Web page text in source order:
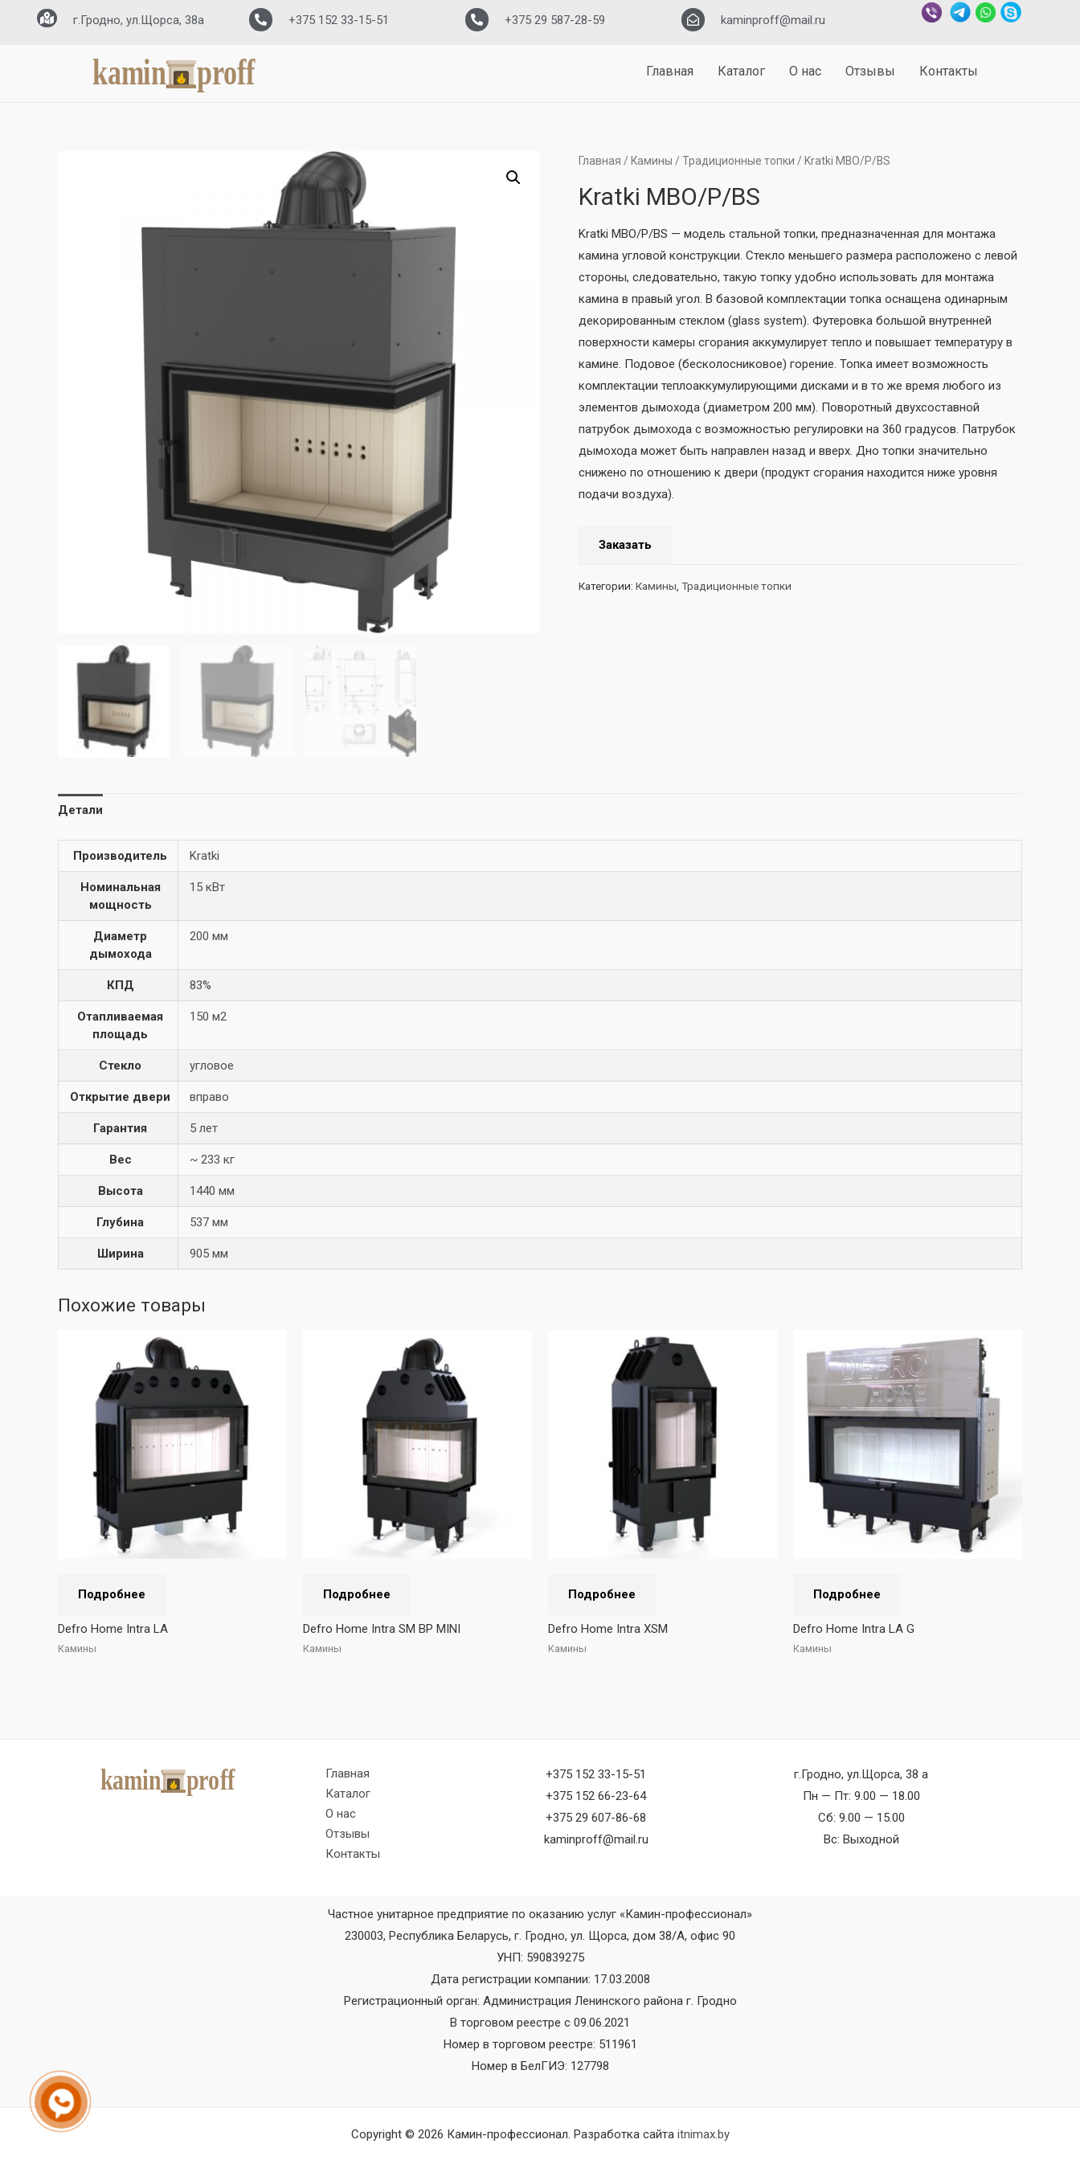
г.Гродно, ул.Щорса, 38а +375 152 33-15-51 +375 29 587-28-59 kaminproff@mail.ru
Главная Каталог О нас Отзывы Контакты
Главная / Камины / Традиционные топки / Kratki MBO/P/BS
Kratki MBO/P/BS
Kratki MBO/Р/BS — модель стальной топки, предназначенная для монтажа
камина угловой конструкции. Стекло меньшего размера расположено с левой
стороны, следовательно, такую топку удобно использовать для монтажа
камина в правый угол. В базовой комплектации топка оснащена одинарным
декорированным стеклом (glass system). Футеровка большой внутренней
поверхности камеры сгорания аккумулирует тепло и повышает температуру в
камине. Подовое (бесколосниковое) горение. Топка имеет возможность
комплектации теплоаккумулирующими дисками и в то же время любого из
элементов дымохода (диаметром 200 мм). Поворотный двухсоставной
патрубок дымохода с возможностью регулировки на 360 градусов. Патрубок
дымохода может быть направлен назад и вверх. Дно топки значительно
снижено по отношению к двери (продукт сгорания находится ниже уровня
подачи воздуха).
Заказать
Категории: Камины Традиционные топки
Детали
Производитель Kratki
Номинальная
мощность
15 кВт
Диаметр
дымохода
200 мм
КПД 83%
Отапливаемая
площадь
150 м2
Стекло угловое
Открытие двери вправо
Гарантия 5 лет
Вес ~ 233 кг
Высота 1440 мм
Глубина 537 мм
Ширина 905 мм
Похожие товары
Подробнее
Defro Home Intra LA
Камины
Подробнее
Defro Home Intra SM BP MINI
Камины
Подробнее
Defro Home Intra XSM
Камины
Подробнее
Defro Home Intra LA G
Камины
Главная
Каталог
О нас
Отзывы
Контакты
+375 152 33-15-51
+375 152 66-23-64
+375 29 607-86-68
kaminproff@mail.ru
г.Гродно, ул.Щорса, 38 а
Пн — Пт: 9.00 — 18.00
Сб: 9.00 — 15.00
Вс: Выходной
Частное унитарное предприятие по оказанию услуг «Камин-профессионал»
230003, Республика Беларусь, г. Гродно, ул. Щорса, дом 38/А, офис 90
УНП: 590839275
Дата регистрации компании: 17.03.2008
Регистрационный орган: Администрация Ленинского района г. Гродно
В торговом реестре с 09.06.2021
Номер в торговом реестре: 511961
Номер в БелГИЭ: 127798
Copyright © 2026 Камин-профессионал. Разработка сайта itnimax.by